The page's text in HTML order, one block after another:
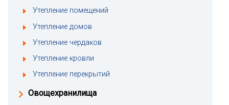
Утепление помещений
Утепление домов
Утепление чердаков
Утепление кровли
Утепление перекрытий
Овощехранилища